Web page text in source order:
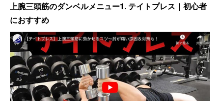
上腕三頭筋のダンベルメニュー1. テイトプレス｜初心者
におすすめ